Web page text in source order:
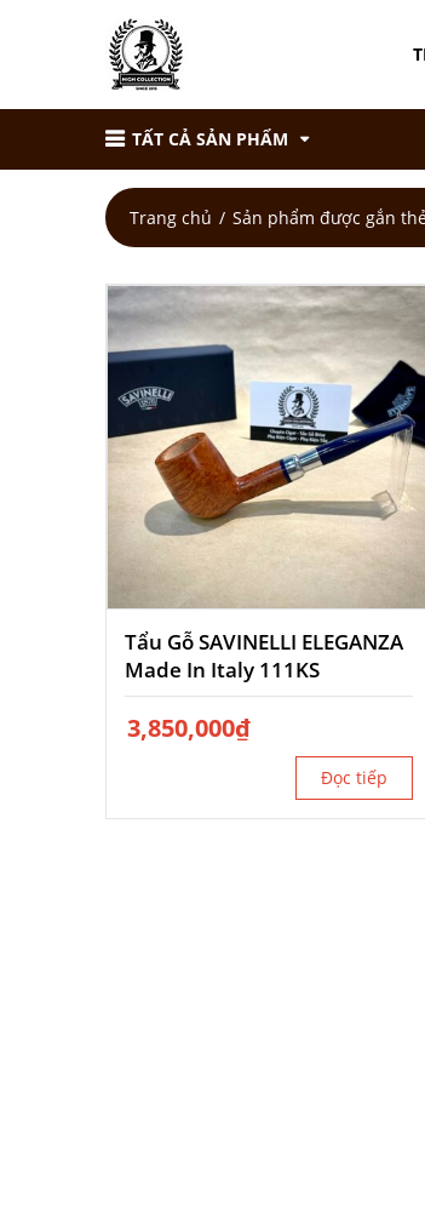
TẤT CẢ SẢN PHẨM
Trang chủ Sản phẩm được gắn thẻ
Tẩu Gỗ SAVINELLI ELEGANZA
Made In Italy 111KS
3,850,000₫
Đọc tiếp